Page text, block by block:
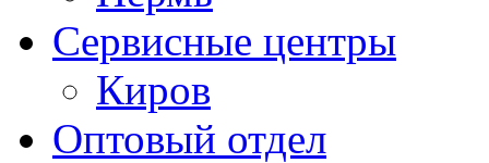
Сервисные центры
Киров
Оптовый отдел